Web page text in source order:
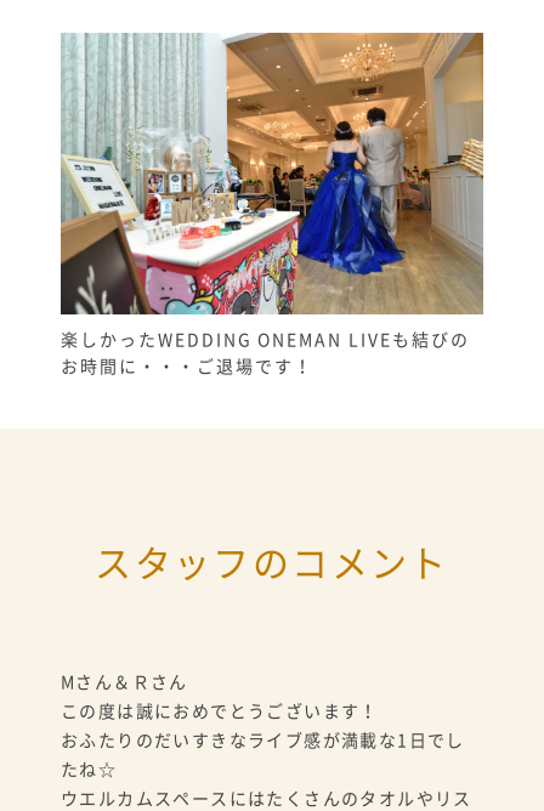
楽しかったWEDDING ONEMAN LIVEも結びの
お時間に・・・ご退場です！
スタッフのコメント
Mさん＆Ｒさん
この度は誠におめでとうございます！
おふたりのだいすきなライブ感が満載な1日でし
たね☆
ウエルカムスペースにはたくさんのタオルやリス